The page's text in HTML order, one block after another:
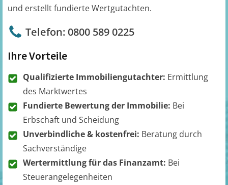
und erstellt fundierte Wertgutachten.
Telefon: 0800 589 0225
Ihre Vorteile
Qualifizierte Immobiliengutachter: Ermittlung
des Marktwertes
Fundierte Bewertung der Immobilie: Bei
Erbschaft und Scheidung
Unverbindliche & kostenfrei: Beratung durch
Sachverständige
Wertermittlung für das Finanzamt: Bei
Steuerangelegenheiten